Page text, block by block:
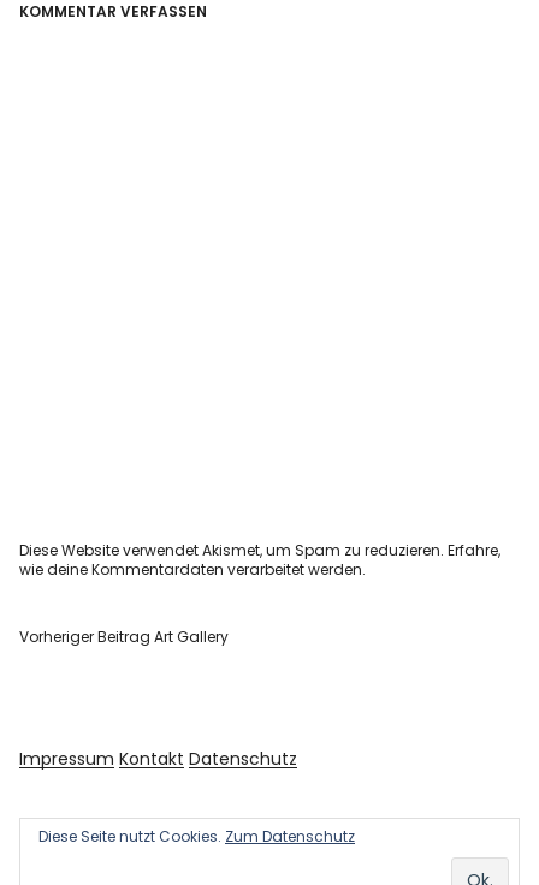
KOMMENTAR VERFASSEN
Diese Website verwendet Akismet, um Spam zu reduzieren.Erfahre,
wie deine Kommentardaten verarbeitet werden.
Vorheriger Beitrag Art Gallery
Impressum Kontakt Datenschutz
Diese Seite nutzt Cookies. Zum Datenschutz